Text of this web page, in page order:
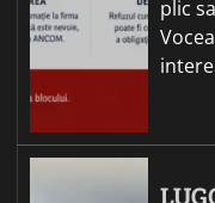
plic